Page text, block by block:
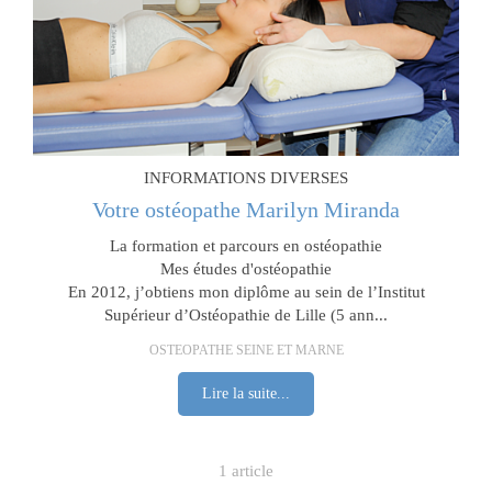
INFORMATIONS DIVERSES
Votre ostéopathe Marilyn Miranda
La formation et parcours en ostéopathie
Mes études d'ostéopathie
En 2012, j’obtiens mon diplôme au sein de l’Institut
Supérieur d’Ostéopathie de Lille (5 ann...
OSTEOPATHE SEINE ET MARNE
Lire la suite...
1 article